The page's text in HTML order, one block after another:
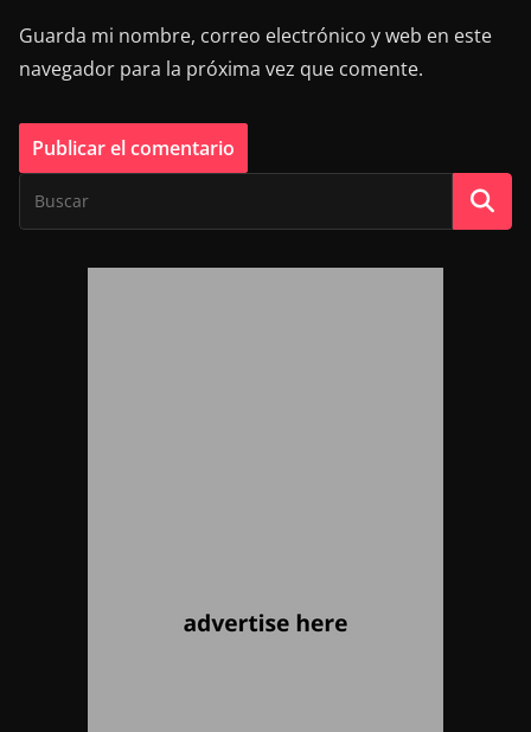
Guarda mi nombre, correo electrónico y web en este
navegador para la próxima vez que comente.